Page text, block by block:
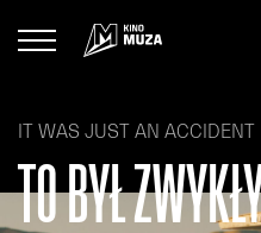
Logo Kina
IT WAS JUST AN ACCIDENT
TO BYŁ